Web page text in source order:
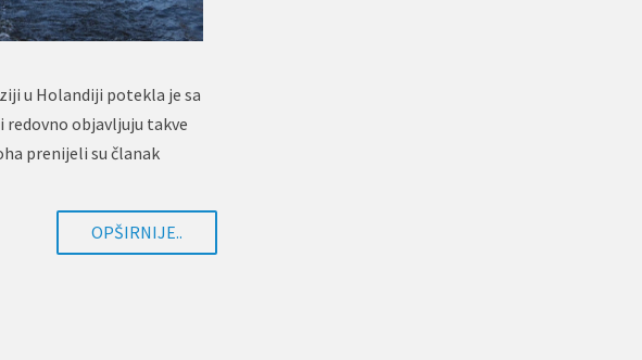
u Holandiji potekla je sa
objavljuju takve
prenijeli su članak
OPŠIRNIJE..